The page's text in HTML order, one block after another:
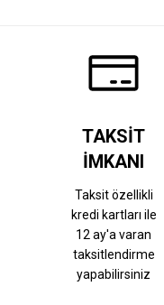
TAKSİT
İMKANI
Taksit özellikli
kredi kartları ile
12 ay'a varan
taksitlendirme
yapabilirsiniz